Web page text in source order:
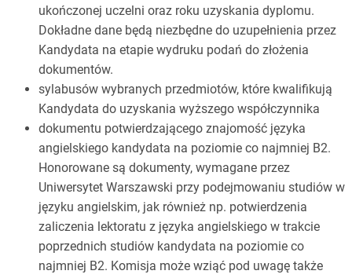
ukończonej uczelni oraz roku uzyskania dyplomu.
Dokładne dane będą niezbędne do uzupełnienia przez
Kandydata na etapie wydruku podań do złożenia
dokumentów.
sylabusów wybranych przedmiotów, które kwalifikują
Kandydata do uzyskania wyższego współczynnika
dokumentu potwierdzającego znajomość języka
angielskiego kandydata na poziomie co najmniej B2.
Honorowane są dokumenty, wymagane przez
Uniwersytet Warszawski przy podejmowaniu studiów w
języku angielskim, jak również np. potwierdzenia
zaliczenia lektoratu z języka angielskiego w trakcie
poprzednich studiów kandydata na poziomie co
najmniej B2. Komisja może wziąć pod uwagę także